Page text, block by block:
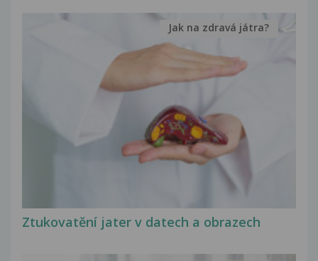
Ztukovatění jater v datech a obrazech
Jak na zdravá játra?